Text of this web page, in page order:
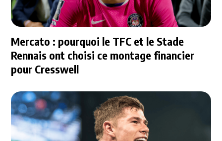
Mercato : pourquoi le TFC et le Stade
Rennais ont choisi ce montage financier
pour Cresswell